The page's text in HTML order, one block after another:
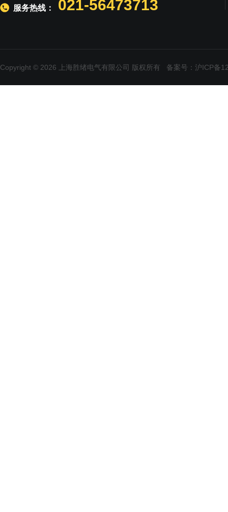
服务热线： 021-56473713
Copyright © 2026 上海胜绪电气有限公司 版权所有 备案号：沪ICP备